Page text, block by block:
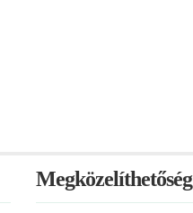
Megközelíthetőség